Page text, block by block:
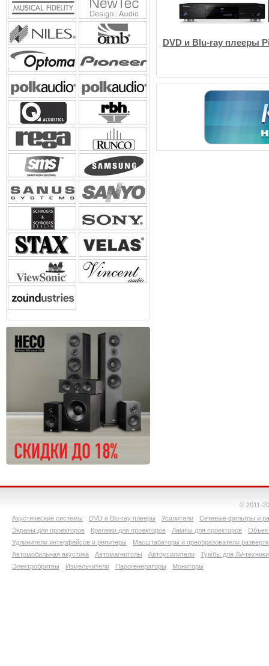
DVD и Blu-ray плееры
© 2011-
Акустические системы
DVD и Blu-ray плееры Усилители
Сетевые фильтры и
Экраны для проекторов
Крепежи для проекторов Лампы для проекторов
Удлинители интерфейсов и репитеры
Масштабаторы и преобразователи
Автомобильная акустика
Автомагнитолы Автоусилители
Тумбы для AV-техники
Электробритвы
Измельчители Парогенераторы Мониторы